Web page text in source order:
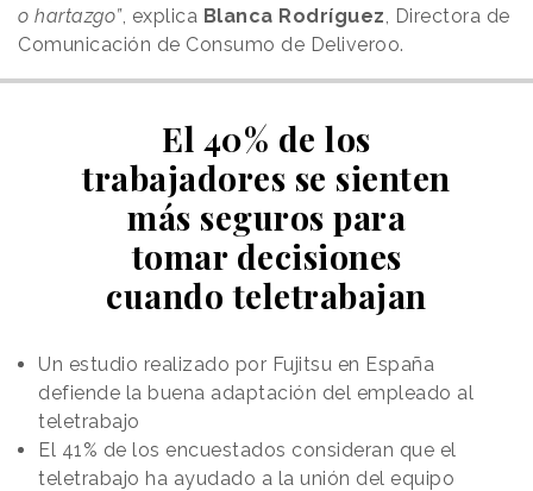
o hartazgo”, explica Blanca Rodríguez, Directora de
Comunicación de Consumo de Deliveroo.
El 40% de los
trabajadores se sienten
más seguros para
tomar decisiones
cuando teletrabajan
Un estudio realizado por Fujitsu en España
defiende la buena adaptación del empleado al
teletrabajo
El 41% de los encuestados consideran que el
teletrabajo ha ayudado a la unión del equipo